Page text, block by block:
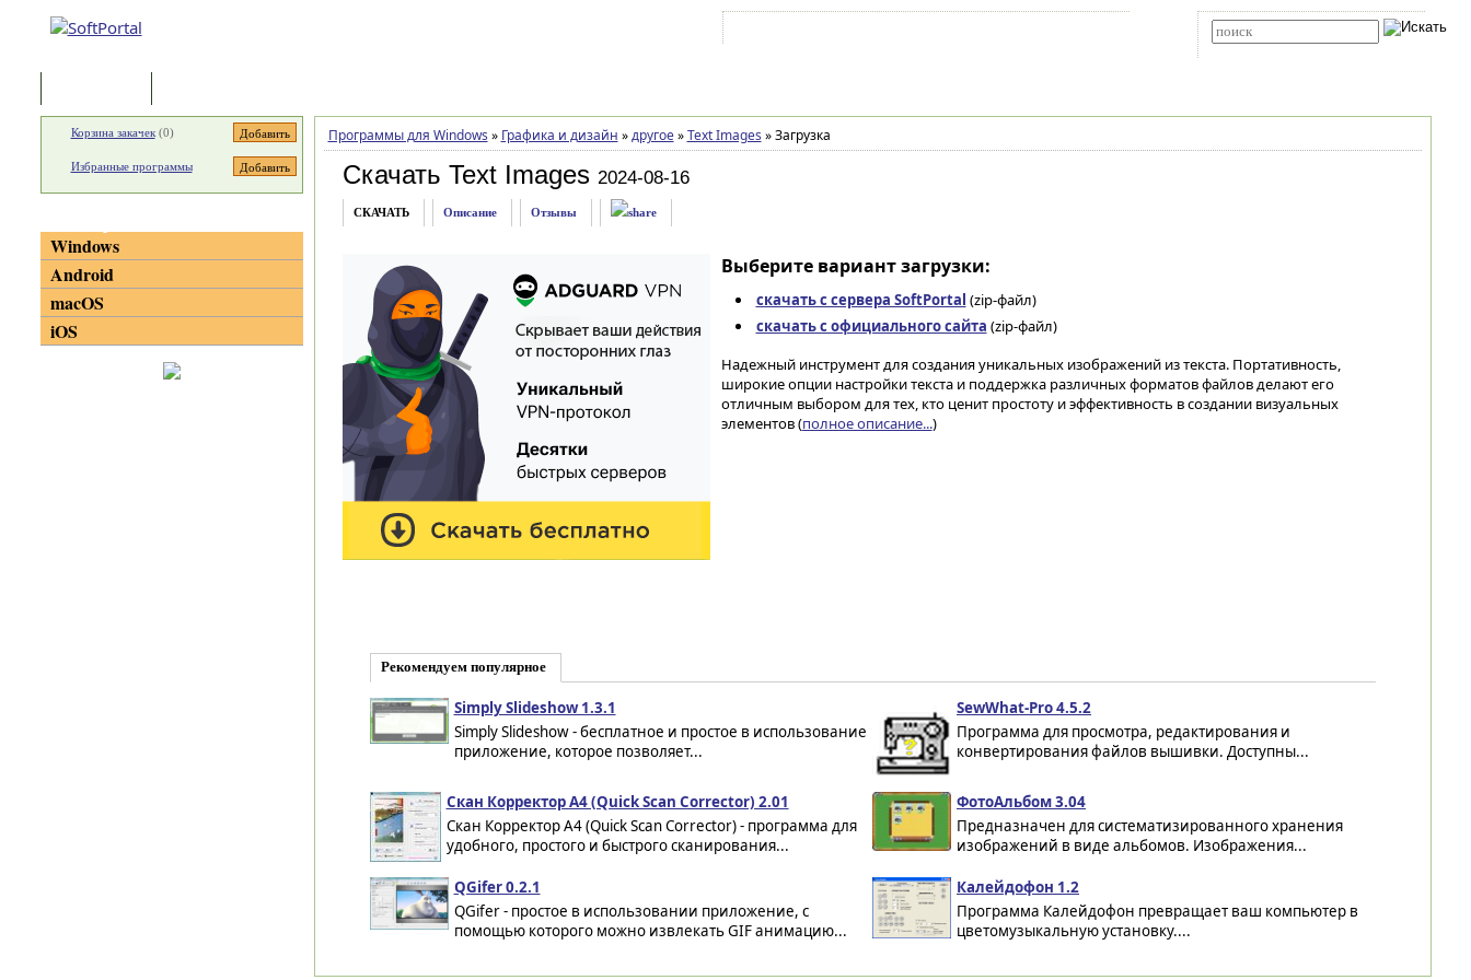
Программы для Windows » Графика и дизайн » другое » Text Images »Загрузка
Скачать Text Images 2024-08-16
СКАЧАТЬ Описание Отзывы
Выберите вариант загрузки:
скачать с сервера SoftPortal (zip-файл)
скачать с официального сайта (zip-файл)
Надежный инструмент для создания уникальных изображений из текста. Портативность,
широкие опции настройки текста и поддержка различных форматов файлов делают его
отличным выбором для тех, кто ценит простоту и эффективность в создании визуальных
элементов (полное описание...)
Рекомендуем популярное
Simply Slideshow 1.3.1
Simply Slideshow - бесплатное и простое в использование
приложение, которое позволяет...
SewWhat-Pro 4.5.2
Программа для просмотра, редактирования и
конвертирования файлов вышивки. Доступны...
Скан Корректор А4 (Quick Scan Corrector) 2.01
Скан Корректор А4 (Quick Scan Corrector) - программа для
удобного, простого и быстрого сканирования...
ФотоАльбом 3.04
Предназначен для систематизированного хранения
изображений в виде альбомов. Изображения...
QGifer 0.2.1
QGifer - простое в использовании приложение, с
помощью которого можно извлекать GIF анимацию...
Калейдофон 1.2
Программа Калейдофон превращает ваш компьютер в
цветомузыкальную установку....
Корзина закачек(0)
Избранные программы
Windows
Android
macOS
iOS